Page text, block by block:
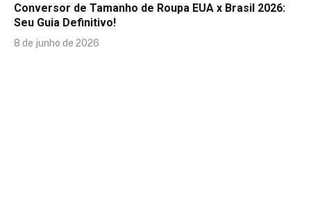
Conversor de Tamanho de Roupa EUA x Brasil 2026:
Seu Guia Definitivo!
8 de junho de 2026